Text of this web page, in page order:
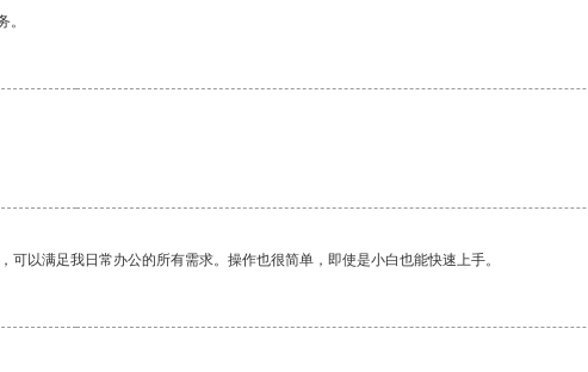
。
以满足我日常办公的所有需求。操作也很简单，即使是小白也能快速上手。